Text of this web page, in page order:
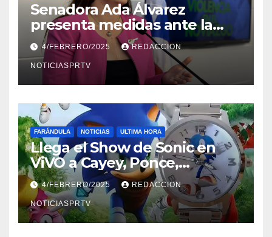
Senadora Ada Álvarez
presenta medidas ante la
violencia en el noviazgo
4/FEBRERO/2025 REDACCION
NOTICIASPRTV
FARÁNDULA NOTICIAS ULTIMA HORA
Llega el Show de Sonic en
ViVO a Cayey, Ponce,
Barceloneta y Humacao,
Relojes gratis para el que
compre ahora….
4/FEBRERO/2025 REDACCION
NOTICIASPRTV